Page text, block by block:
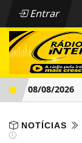
Entrar
- 08/08/2026
NOTÍCIAS